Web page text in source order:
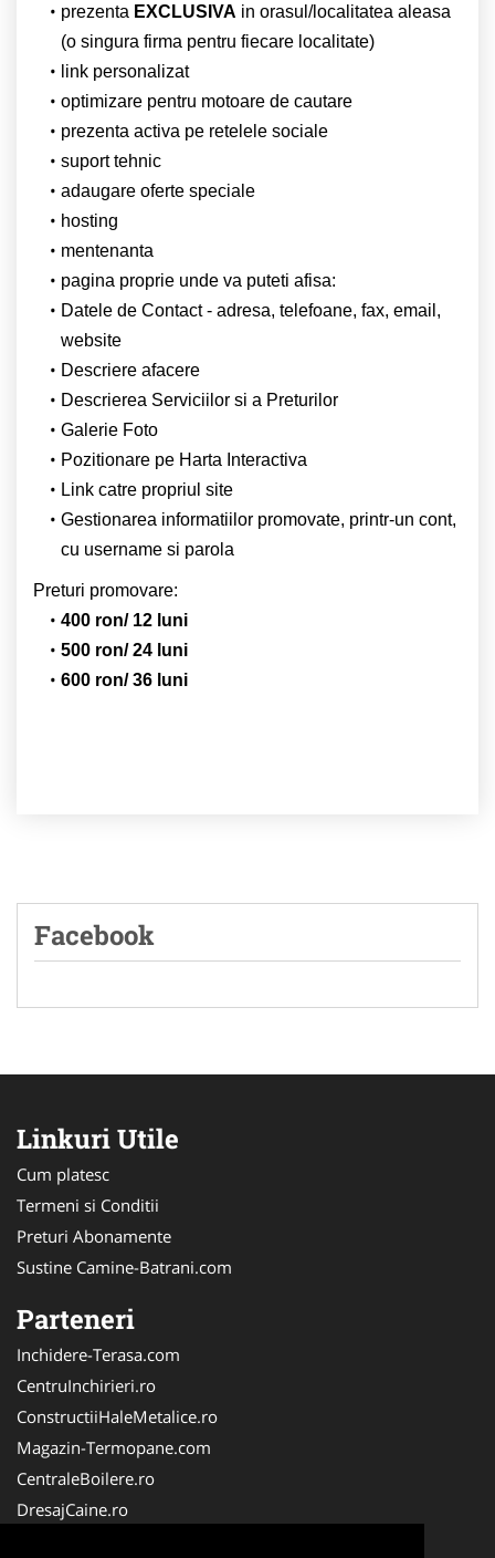
prezenta EXCLUSIVA in orasul/localitatea aleasa
(o singura firma pentru fiecare localitate)
link personalizat
optimizare pentru motoare de cautare
prezenta activa pe retelele sociale
suport tehnic
adaugare oferte speciale
hosting
mentenanta
pagina proprie unde va puteti afisa:
Datele de Contact - adresa, telefoane, fax, email,
website
Descriere afacere
Descrierea Serviciilor si a Preturilor
Galerie Foto
Pozitionare pe Harta Interactiva
Link catre propriul site
Gestionarea informatiilor promovate, printr-un cont,
cu username si parola
Preturi promovare:
400 ron/ 12 luni
500 ron/ 24 luni
600 ron/ 36 luni
Facebook
Linkuri Utile
Cum platesc
Termeni si Conditii
Preturi Abonamente
Sustine Camine-Batrani.com
Parteneri
Inchidere-Terasa.com
CentruInchirieri.ro
ConstructiiHaleMetalice.ro
Magazin-Termopane.com
CentraleBoilere.ro
DresajCaine.ro